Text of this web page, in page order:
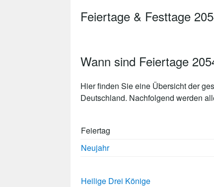
Feiertage & Festtage
Wann sind Feiertage
Hier finden Sie eine Übersicht der
Deutschland. Nachfolgend werden
Feiertag
Neujahr
Heilige Drei Könige